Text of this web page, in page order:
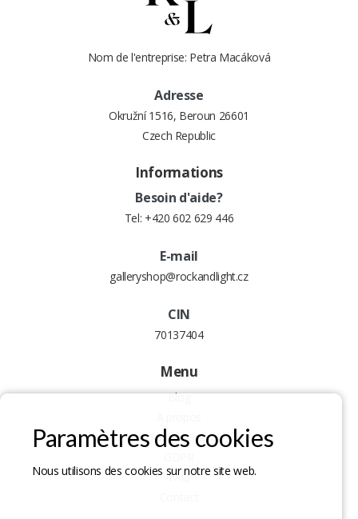
Nom de l'entreprise: Petra Macáková
Adresse
Okružní 1516, Beroun 26601
Czech Republic
Informations
Besoin d'aide?
Tel: +420 602 629 446
E-mail
galleryshop@rockandlight.cz
CIN
70137404
Menu
Blog
Conditions générales
FAQ
Paramètres des cookies
Nous utilisons des cookies sur notre site web.